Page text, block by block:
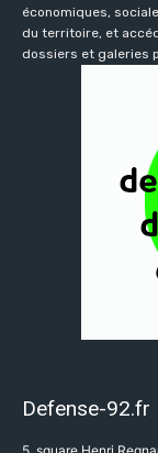
économiques,
du territoire, et
dossiers et galeries
Defense-92.fr